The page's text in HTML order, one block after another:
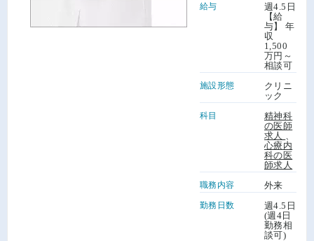
給与
週4.5日
【給
与】 年
収
1,500
万円～
相談可
施設形態
クリニ
ック
科目
精神科
の医師
求人
心療内
科の医
師求人
職務内容 外来
勤務日数
週4.5日
(週4日
勤務相
談可)